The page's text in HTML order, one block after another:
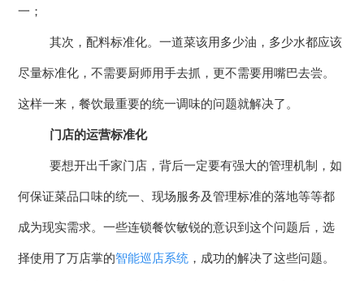
一；
其次，配料标准化。一道菜该用多少油，多少水都应该
尽量标准化，不需要厨师用手去抓，更不需要用嘴巴去尝。
这样一来，餐饮最重要的统一调味的问题就解决了。
门店的运营标准化
要想开出千家门店，背后一定要有强大的管理机制，如
何保证菜品口味的统一、现场服务及管理标准的落地等等都
成为现实需求。一些连锁餐饮敏锐的意识到这个问题后，选
择使用了万店掌的智能巡店系统 ，成功的解决了这些问题。